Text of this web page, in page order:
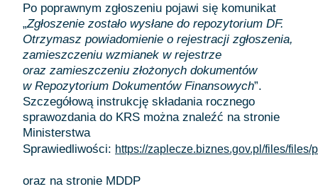
Po poprawnym zgłoszeniu pojawi się komunikat
„Zgłoszenie zostało wysłane do repozytorium DF.
Otrzymasz powiadomienie o rejestracji zgłoszenia,
zamieszczeniu wzmianek w rejestrze
oraz zamieszczeniu złożonych dokumentów
w Repozytorium Dokumentów Finansowych”.
Szczegółową instrukcję składania rocznego
sprawozdania do KRS można znaleźć na stronie
Ministerstwa
Sprawiedliwości: https://zaplecze.biznes.gov.pl/files/
oraz na stronie MDDP